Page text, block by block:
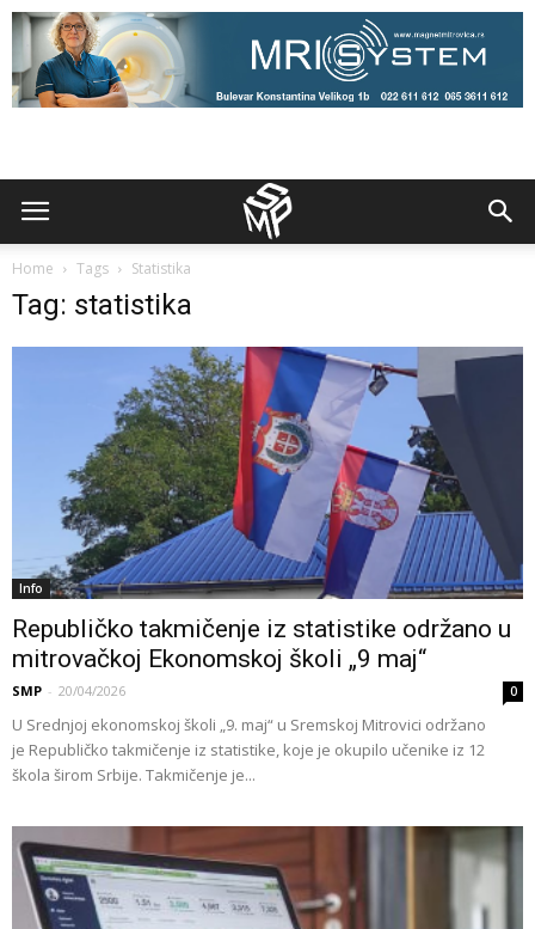
Home Tags Statistika
Tag: statistika
Info
Republičko takmičenje iz statistike održano u
mitrovačkoj Ekonomskoj školi „9 maj“
SMP - 20/04/2026 0
U Srednjoj ekonomskoj školi „9. maj“ u Sremskoj Mitrovici održano
je Republičko takmičenje iz statistike, koje je okupilo učenike iz 12
škola širom Srbije. Takmičenje je...